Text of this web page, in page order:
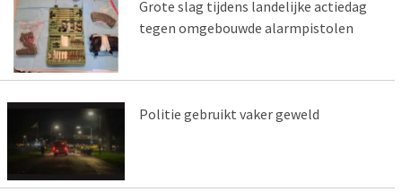
Grote slag tijdens landelijke actiedag
tegen omgebouwde alarmpistolen
Politie gebruikt vaker geweld